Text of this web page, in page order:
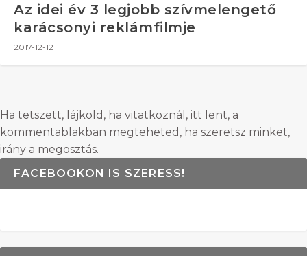
Az idei év 3 legjobb szívmelengető
karácsonyi reklámfilmje
2017-12-12
Ha tetszett, lájkold, ha vitatkoznál, itt lent, a
kommentablakban megteheted, ha szeretsz minket,
irány a megosztás.
FACEBOOKON IS SZERESS!